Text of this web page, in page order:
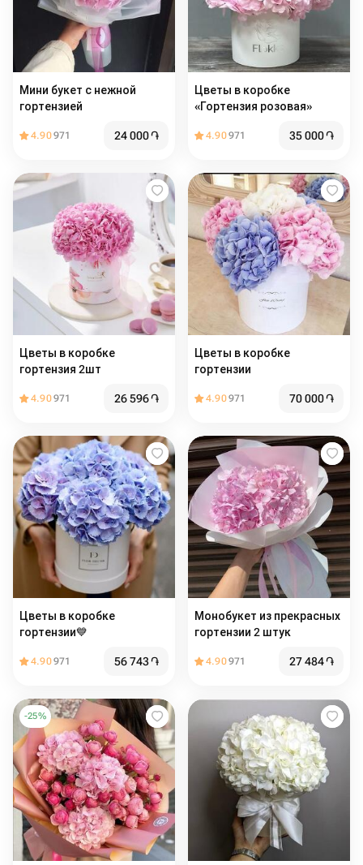
Мини букет с нежной
гортензией
4.90971 24 000֏
Цветы в коробке
«Гортензия розовая»
4.90971 35 000֏
Цветы в коробке
гортензия 2шт
4.90971 26 596֏
Цветы в коробке
гортензии
4.90971 70 000֏
Цветы в коробке
гортензии💙
4.90971 56 743֏
Монобукет из прекрасных
гортензии 2 штук
4.90971 27 484֏
-25%